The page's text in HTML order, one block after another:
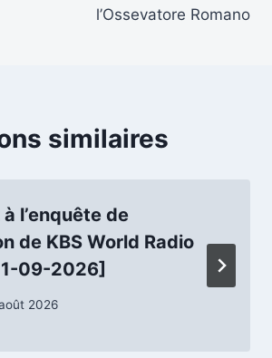
l’Ossevatore Romano
similaires
l’enquête de
de KBS World Radio
09-2026]
2026